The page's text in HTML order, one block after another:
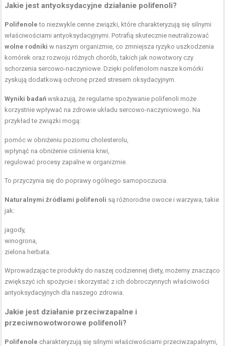
Jakie jest antyoksydacyjne działanie polifenoli?
Polifenole to niezwykle cenne związki, które charakteryzują się silnymi
właściwościami antyoksydacyjnymi. Potrafią skutecznie neutralizować
wolne rodniki w naszym organizmie, co zmniejsza ryzyko uszkodzenia
komórek oraz rozwoju różnych chorób, takich jak nowotwory czy
schorzenia sercowo-naczyniowe. Dzięki polifenolom nasze komórki
zyskują dodatkową ochronę przed stresem oksydacyjnym.
Wyniki badań wskazują, że regularne spożywanie polifenoli może
korzystnie wpływać na zdrowie układu sercowo-naczyniowego. Na
przykład te związki mogą:
pomóc w obniżeniu poziomu cholesterolu,
wpłynąć na obniżenie ciśnienia krwi,
regulować procesy zapalne w organizmie.
To przyczynia się do poprawy ogólnego samopoczucia.
Naturalnymi źródłami polifenoli są różnorodne owoce i warzywa, takie
jak:
jagody,
winogrona,
zielona herbata.
Wprowadzając te produkty do naszej codziennej diety, możemy znacząco
zwiększyć ich spożycie i skorzystać z ich dobroczynnych właściwości
antyoksydacyjnych dla naszego zdrowia.
Jakie jest działanie przeciwzapalne i
przeciwnowotworowe polifenoli?
Polifenole charakteryzują się silnymi właściwościami przeciwzapalnymi,